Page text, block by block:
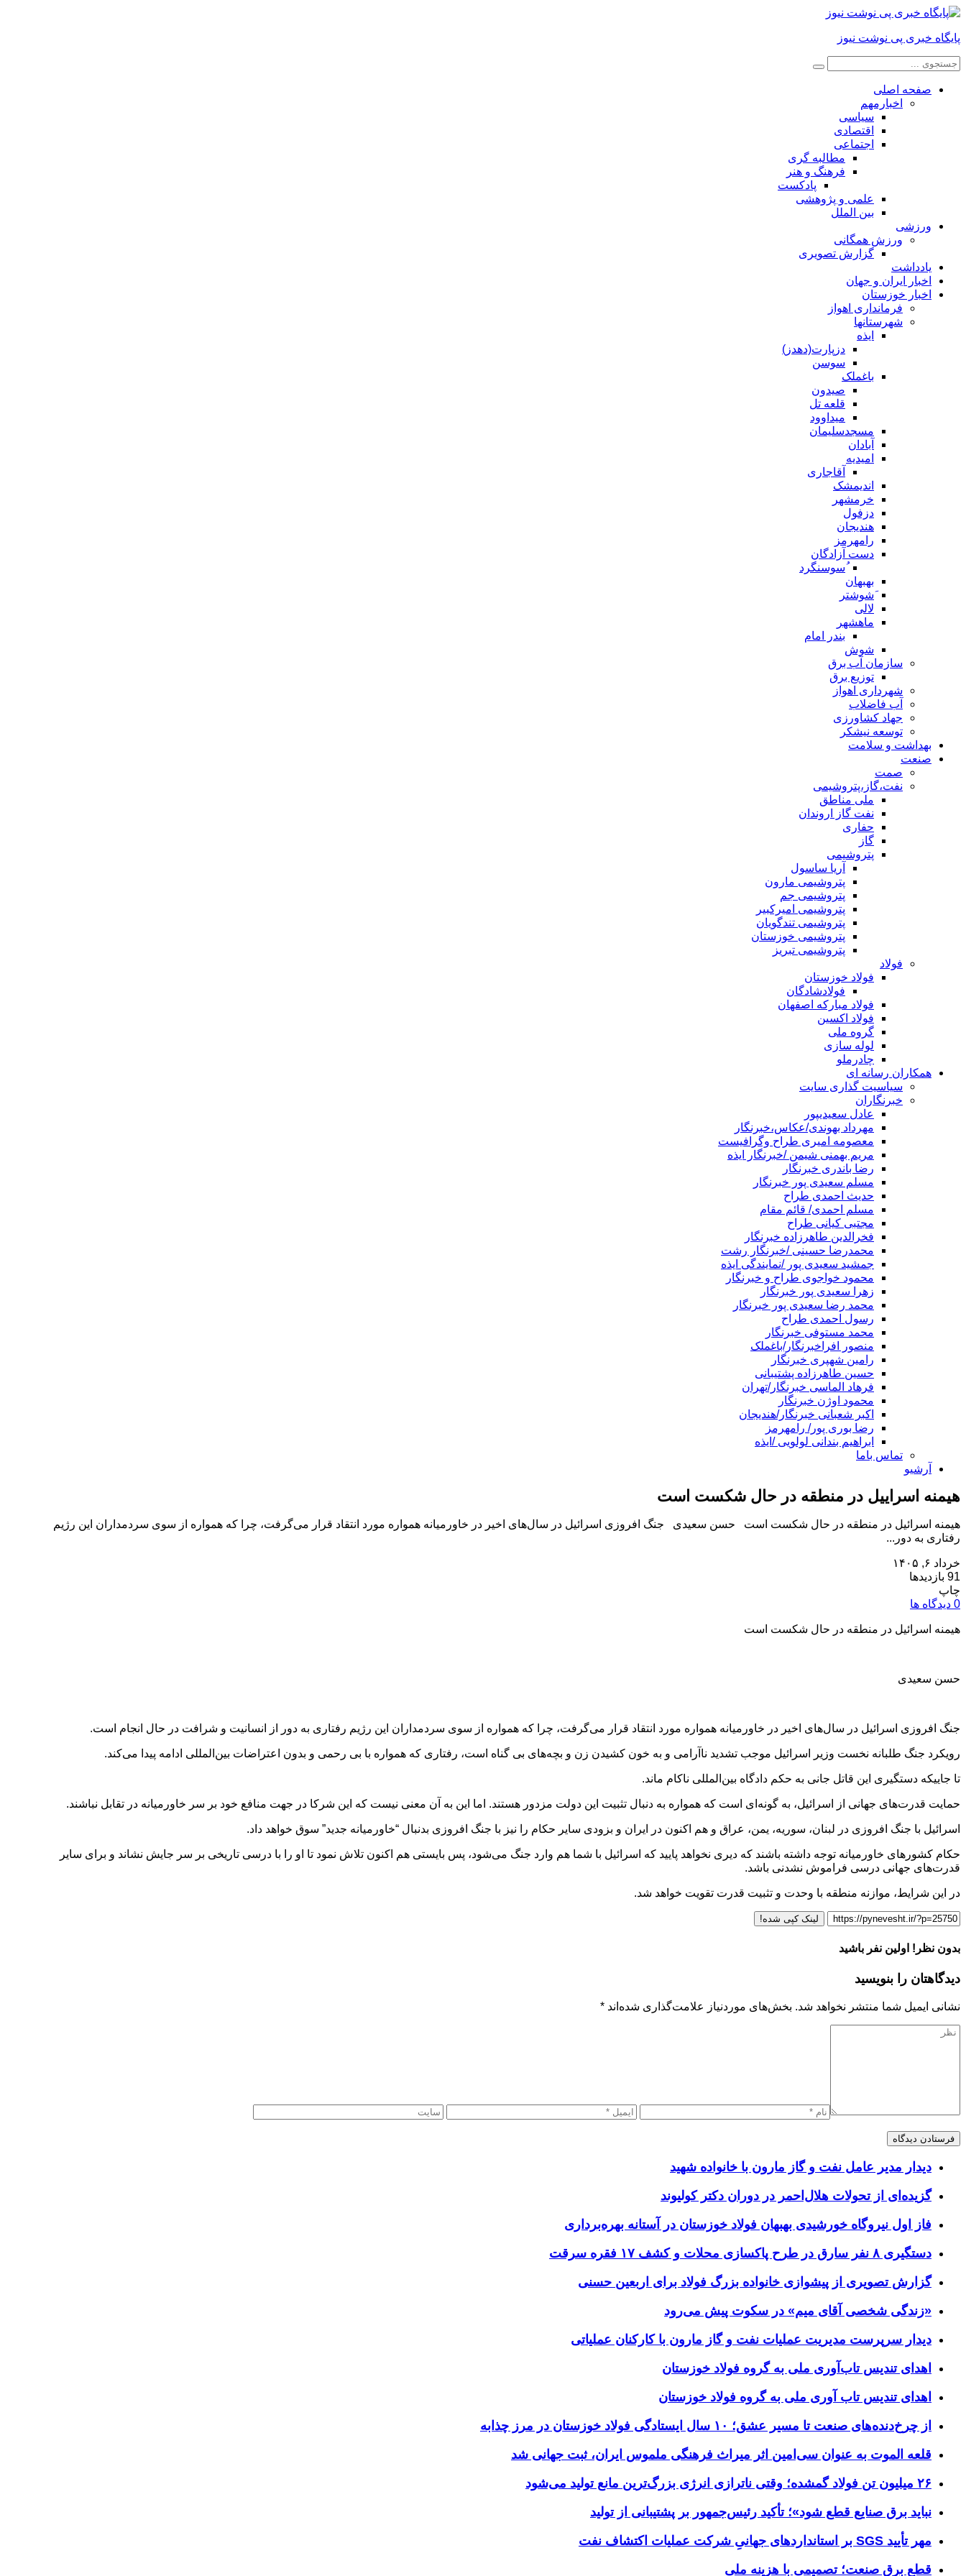
پایگاه خبری پی نوشت نیوز
صفحه اصلی
اخبارمهم
سیاسی
اقتصادی
اجتماعی
مطالبه گری
فرهنگ و هنر
پادکست
علمی و پژوهشی
بین الملل
ورزشی
ورزش همگانی
گزارش تصویری
یادداشت
اخبار ایران و جهان
اخبار خوزستان
فرمانداری اهواز
شهرستانها
ایذه
دزپارت(دهدز)
سوسن
باغملک
صیدون
قلعه تل
میداوود
مسجدسلیمان
آبادان
امیدیه
آقاجاری
اندیمشک
خرمشهر
دزفول
هندیجان
رامهرمز
دست آزادگان
ُسوسنگرد
بهبهان
َشوشتر
لالی
ماهشهر
بندر امام
شوش
سازمان آب برق
توزیع برق
شهرداری اهواز
آب فاضلاب
جهاد کشاورزی
توسعه نیشکر
بهداشت و سلامت
صنعت
صمت
نفت،گاز،پتروشیمی
ملی مناطق
نفت گاز اروندان
حفاری
گاز
پتروشیمی
آریا ساسول
پتروشیمی مارون
پتروشیمی جم
پتروشیمی امیرکبیر
پتروشیمی تندگویان
پتروشیمی خوزستان
پتروشیمی تبریز
فولاد
فولاد خوزستان
فولادشادگان
فولاد مبارکه اصفهان
فولاد اکسین
گروه ملی
لوله سازی
چادرملو
همکاران رسانه ای
سیاسیت گذاری سایت
خبرنگاران
عادل سعیدیپور
مهرداد بهوندی/عکاس،خبرنگار
معصومه امیری طراح وگرافیست
مریم بهمنی شیمن /خبرنگار ایذه
رضا باندری خبرنگار
مسلم سعیدی پور خبرنگار
حدیث احمدی طراح
مسلم احمدی/ قائم مقام
مجتبی کیانی طراح
فخرالدین طاهرزاده خبرنگار
محمدرضا حسینی /خبرنگار رشت
جمشید سعیدی پور /نمایندگی ایذه
محمود خواجوی طراح و خبرنگار
زهرا سعیدی پور خبرنگار
محمد رضا سعیدی پور خبرنگار
رسول احمدی طراح
محمد مستوفی خبرنگار
منصور افراخبرنگار/باغملک
رامین شهپری خبرنگار
حسین طاهرزاده پشتیبانی
فرهاد الماسی خبرنگار/تهران
محمود اوژن خبرنگار
اکبر شعبانی خبرنگار/هندیجان
رضا بوری پور/ رامهرمز
ابراهیم بندانی لولویی /ایذه
تماس باما
آرشیو
هیمنه اسراییل در منطقه در حال شکست است
هیمنه اسرائیل در منطقه در حال شکست است حسن سعیدی جنگ افروزی اسرائیل در سال‌های اخیر در خاورمیانه همواره مورد انتقاد قرار می‌گرفت، چرا که همواره از سوی سردمداران این رژیم
رفتاری به دور...
خرداد ۶, ۱۴۰۵
91 بازدیدها
چاپ
0 دیدگاه ها
هیمنه اسرائیل در منطقه در حال شکست است
حسن سعیدی
جنگ افروزی اسرائیل در سال‌های اخیر در خاورمیانه همواره مورد انتقاد قرار می‌گرفت، چرا که همواره از سوی سردمداران این رژیم رفتاری به دور از انسانیت و شرافت در حال انجام است.
رویکرد جنگ طلبانه نخست وزیر اسرائیل موجب تشدید ناآرامی و به خون کشیدن زن و بچه‌های بی گناه است، رفتاری که همواره با بی رحمی و بدون اعتراضات بین‌المللی ادامه پیدا می‌کند.
تا جاییکه دستگیری این قاتل جانی به حکم دادگاه بین‌المللی ناکام ماند.
حمایت قدرت‌های جهانی از اسرائیل، به گونه‌ای است که همواره به دنبال تثبیت این دولت مزدور هستند. اما این به آن معنی نیست که این شرکا در جهت منافع خود بر سر خاورمیانه در تقابل نباشند.
اسرائیل با جنگ افروزی در لبنان، سوریه، یمن، عراق و هم اکنون در ایران و بزودی سایر حکام را نیز با جنگ افروزی بدنبال “خاورمیانه جدید” سوق خواهد داد.
حکام کشورهای خاورمیانه توجه داشته باشند که دیری نخواهد پایید که اسرائیل با شما هم وارد جنگ می‌شود، پس بایستی هم اکنون تلاش نمود تا او را با درسی تاریخی بر سر جایش نشاند و برای سایر
قدرت‌های جهانی درسی فراموش نشدنی باشد.
در این شرایط،‌ موازنه منطقه با وحدت و تثبیت قدرت تقویت خواهد شد.
لینک کپی شده!
بدون نظر! اولین نفر باشید
دیدگاهتان را بنویسید
نشانی ایمیل شما منتشر نخواهد شد. بخش‌های موردنیاز علامت‌گذاری شده‌اند *
دیدار مدیر عامل نفت و گاز مارون با خانواده شهید
گزیده‌ای از تحولات هلال‌احمر در دوران دکتر کولیوند
فاز اول نیروگاه خورشیدی بهبهان فولاد خوزستان در آستانه بهره‌برداری
دستگیری ۸ نفر سارق در طرح پاکسازی محلات و کشف ۱۷ فقره سرقت
گزارش تصویری از پیشوازی خانواده بزرگ فولاد برای اربعین حسنی
«زندگی شخصی آقای میم» در سکوت پیش می‌رود
دیدار سرپرست مدیریت عملیات نفت و گاز مارون با کارکنان عملیاتی
اهدای تندیس تاب‌آوری ملی به گروه فولاد خوزستان
اهدای تندیس تاب آوری ملی به گروه فولاد خوزستان
از چرخ‌دنده‌های صنعت تا مسیر عشق؛ ۱۰ سال ایستادگی فولاد خوزستان در مرز چذابه
قلعه الموت به عنوان سی‌امین اثر میراث‌ فرهنگی ملموس ایران، ثبت جهانی شد
۲۶ میلیون تن فولاد گمشده؛ وقتی ناترازی انرژی بزرگ‌ترین مانع تولید می‌شود
نباید برق صنایع قطع شود»؛ تأکید رئیس‌جمهور بر پشتیبانی از تولید
مهر تأیید SGS بر استانداردهای جهانیِ شرکت عملیات اکتشاف نفت
قطع برق صنعت؛ تصمیمی با هزینه ملی